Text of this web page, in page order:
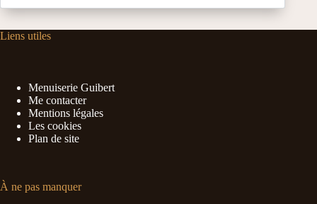
Liens utiles
Menuiserie Guibert
Me contacter
Mentions légales
Les cookies
Plan de site
À ne pas manquer